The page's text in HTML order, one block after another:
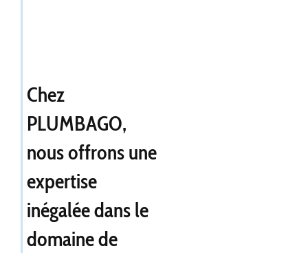
Chez
PLUMBAGO,
nous offrons une
expertise
inégalée dans le
domaine de